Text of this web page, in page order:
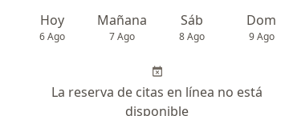
Hoy
6 Ago
Mañana
7 Ago
Sáb
8 Ago
Dom
9 Ago
La reserva de citas en línea no está
disponible